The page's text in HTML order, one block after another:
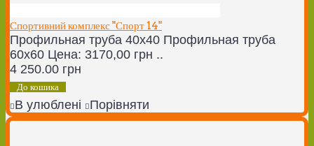
Спортивний комплекс "Спорт 14"
Профильная труба 40х40 Профильная труба
60х60 Цена: 3170,00 грн ..
4 250.00 грн
До кошика
В улюблені Порівняти